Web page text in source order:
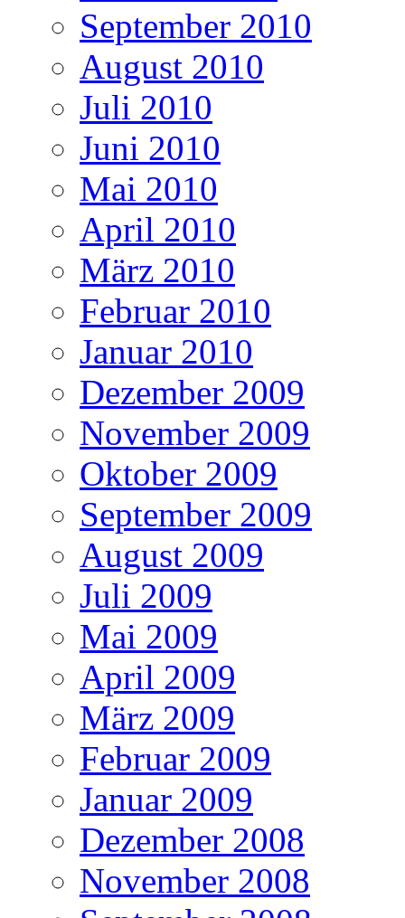
September 2010
August 2010
Juli 2010
Juni 2010
Mai 2010
April 2010
März 2010
Februar 2010
Januar 2010
Dezember 2009
November 2009
Oktober 2009
September 2009
August 2009
Juli 2009
Mai 2009
April 2009
März 2009
Februar 2009
Januar 2009
Dezember 2008
November 2008